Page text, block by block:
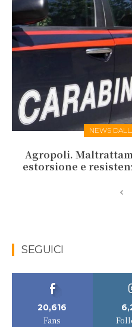
NEWS
Agropoli.
estorsione e
SEGUICI
20,616
Fans